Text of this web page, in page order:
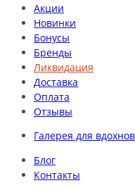
Акции
Новинки
Бонусы
Бренды
Ликвидация
Доставка
Оплата
Отзывы
Галерея для
Блог
Контакты